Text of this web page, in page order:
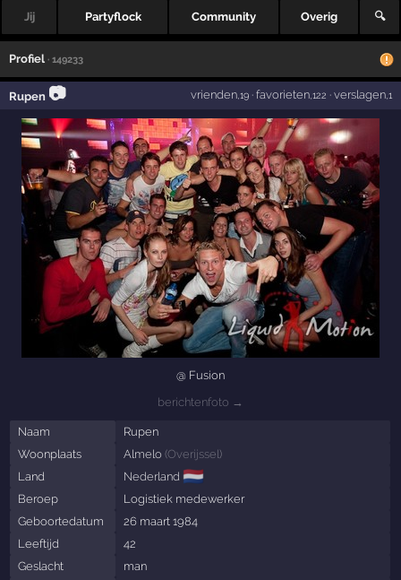
Jij Partyflock Community Overig 🔍
Profiel · 149233
Rupen 📷 vrienden,19· favorieten,122 · verslagen,1
@ Fusion
berichtenfoto →
Naam
Rupen
Woonplaats
Almelo (Overijssel)
Land
Nederland 🇳🇱
Beroep
Logistiek medewerker
Geboortedatum
26 maart 1984
Leeftijd
42
Geslacht
man